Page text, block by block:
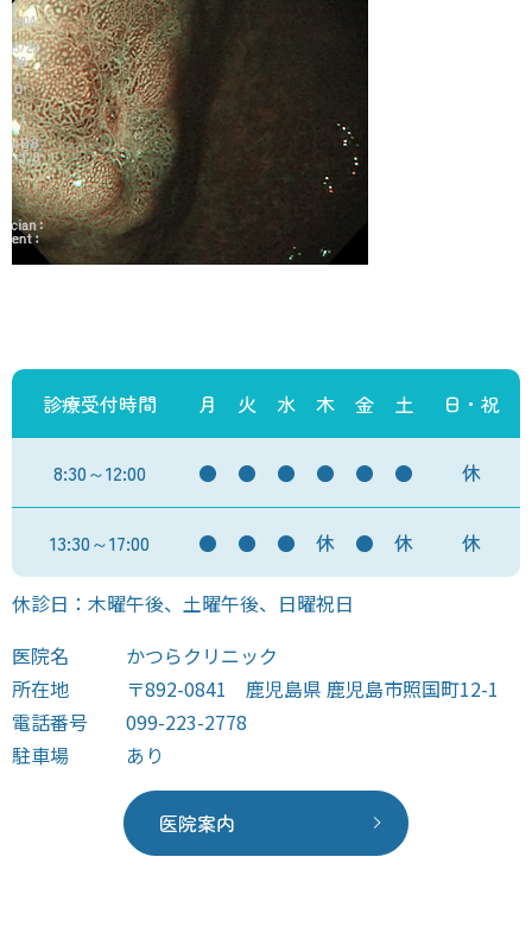
診療受付時間 月 火 水 木 金 土 日・祝
8:30～12:00 ● ● ● ● ● ● 休
13:30～17:00 ● ● ● 休 ● 休 休
休診日：木曜午後、土曜午後、日曜祝日
医院名
かつらクリニック
所在地
〒892-0841 鹿児島県 鹿児島市照国町12-1
電話番号
099-223-2778
駐車場
あり
医院案内